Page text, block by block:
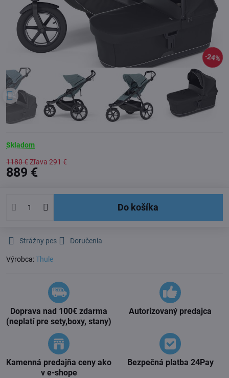
24%
Skladom
1180 €Zľava 291 €
889 €
Do košíka
Strážny pes Doručenia
Výrobca:Thule
Doprava nad 100€ zdarma
(neplatí pre sety,boxy, stany)
Autorizovaný predajca
Kamenná predajňa ceny ako
v e-shope
Bezpečná platba 24Pay